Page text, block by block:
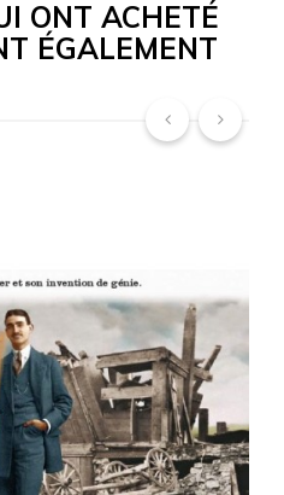
ONT ACHETÉ
ÉGALEMENT